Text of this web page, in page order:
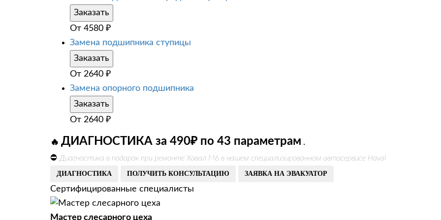
Заказать
От 4580 ₽
Замена подшипника ступицы
Заказать
От 2640 ₽
Замена опорного подшипника
Заказать
От 2640 ₽
🔥 ДИАГНОСТИКА за 490₽ по 43 параметрам .
⛔ Диагностика в подарок при ремонте Хавал М6 в нашем специализированном автосервисе Haval
ДИАГНОСТИКА ПОЛУЧИТЬ КОНСУЛЬТАЦИЮ ЗАЯВКА НА ЭВАКУАТОР
Сертифицированные специалисты
Мастер слесарного цеха